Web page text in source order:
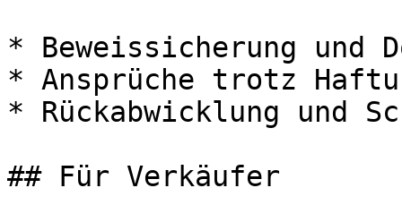
* Beweissicherung und
* Ansprüche trotz
* Rückabwicklung und
## Für Verkäufer